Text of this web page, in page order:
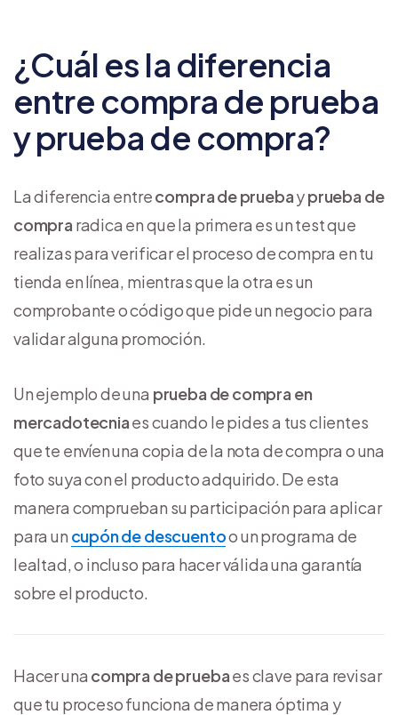
¿Cuál es la diferencia
entre compra de prueba
y prueba de compra?
La diferencia entrecompra de pruebayprueba de
compra radica en que la primera es un test que
realizas para verificar el proceso de compra en tu
tienda en línea, mientras que la otra es un
comprobante o código que pide un negocio para
validar alguna promoción.
Un ejemplo de una prueba de compra en
mercadotecniaes cuando le pides a tus clientes
que te envíen una copia de la nota de compra o una
foto suya con el producto adquirido. De esta
manera comprueban su participación para aplicar
para un cupón de descuentoo un programa de
lealtad, o incluso para hacer válida una garantía
sobre el producto.
Hacer una compra de pruebaes clave para revisar
que tu proceso funciona de manera óptima y